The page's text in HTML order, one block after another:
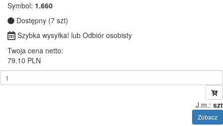
Symbol: 1.660
Dostępny (7 szt)
Szybka wysyłka! lub Odbiór osobisty
Twoja cena netto:
79.10 PLN
J.m.: szt
Zobacz